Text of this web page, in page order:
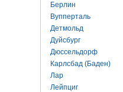
Берлин
Вупперталь
Детмольд
Дуйсбург
Дюссельдорф
Карлсбад (Баден)
Лар
Лейпциг